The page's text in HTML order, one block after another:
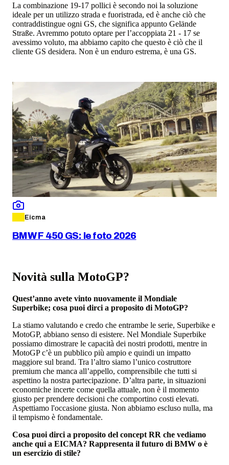
La combinazione 19-17 pollici è secondo noi la soluzione
ideale per un utilizzo strada e fuoristrada, ed è anche ciò che
contraddistingue ogni GS, che significa appunto Gelände
Straße. Avremmo potuto optare per l’accoppiata 21 - 17 se
avessimo voluto, ma abbiamo capito che questo è ciò che il
cliente GS desidera. Non è un enduro estrema, è una GS.
Eicma
BMW F 450 GS: le foto 2026
Novità sulla MotoGP?
Quest’anno avete vinto nuovamente il Mondiale
Superbike; cosa puoi dirci a proposito di MotoGP?
La stiamo valutando e credo che entrambe le serie, Superbike e
MotoGP, abbiano senso di esistere. Nel Mondiale Superbike
possiamo dimostrare le capacità dei nostri prodotti, mentre in
MotoGP c’è un pubblico più ampio e quindi un impatto
maggiore sul brand. Tra l’altro siamo l’unico costruttore
premium che manca all’appello, comprensibile che tutti si
aspettino la nostra partecipazione. D’altra parte, in situazioni
economiche incerte come quella attuale, non è il momento
giusto per prendere decisioni che comportino costi elevati.
Aspettiamo l'occasione giusta. Non abbiamo escluso nulla, ma
il tempismo è fondamentale.
Cosa puoi dirci a proposito del concept RR che vediamo
anche qui a EICMA? Rappresenta il futuro di BMW o è
un esercizio di stile?